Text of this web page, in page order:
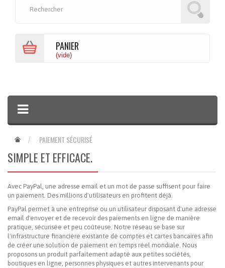
PANIER
(vide)
PAIEMENT SÉCURISÉ
SIMPLE ET EFFICACE.
Avec PayPal, une adresse email et un mot de passe suffisent pour faire
un paiement. Des millions d'utilisateurs en profitent déjà.
PayPal permet à une entreprise ou un utilisateur disposant d'une adresse
email d'envoyer et de recevoir des paiements en ligne de manière
pratique, sécurisée et peu coûteuse. Notre réseau se base sur
l'infrastructure financière existante de comptes et cartes bancaires afin
de créer une solution de paiement en temps réel mondiale. Nous
proposons un produit parfaitement adapté aux petites sociétés,
boutiques en ligne, personnes physiques et autres intervenants pour